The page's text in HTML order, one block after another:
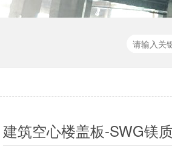
建筑空心楼盖板-SWG镁